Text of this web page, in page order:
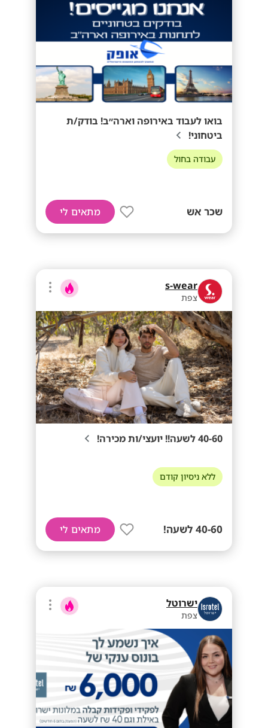
בואו לעבוד באירופה וארה״ב! בודק/ת
ביטחוני!
עבודה בחול
שכר אש מתאים לי
s-wear
צפת
40-60 לשעה!! יועצי/ות מכירה!
ללא ניסיון קודם
40-60 לשעה! מתאים לי
ישרוטל
צפת